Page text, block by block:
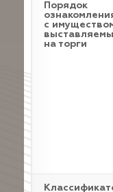
Порядок
с
на торги